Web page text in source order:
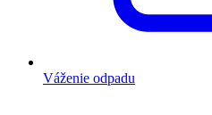
Váženie odpadu